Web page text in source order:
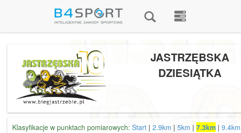
JASTRZĘBSKA
DZIESIĄTKA
Klasyfikacje w punktach pomiarowych: Start | 2.9km | 5km | 7.3km | 9.4km